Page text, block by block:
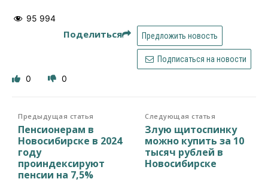
95 994
Поделиться Предложить новость
Подписаться на новости
0 0
Предыдущая статья
Пенсионерам в
Новосибирске в 2024
году
проиндексируют
пенсии на 7,5%
Следующая статья
Злую щитоспинку
можно купить за 10
тысяч рублей в
Новосибирске